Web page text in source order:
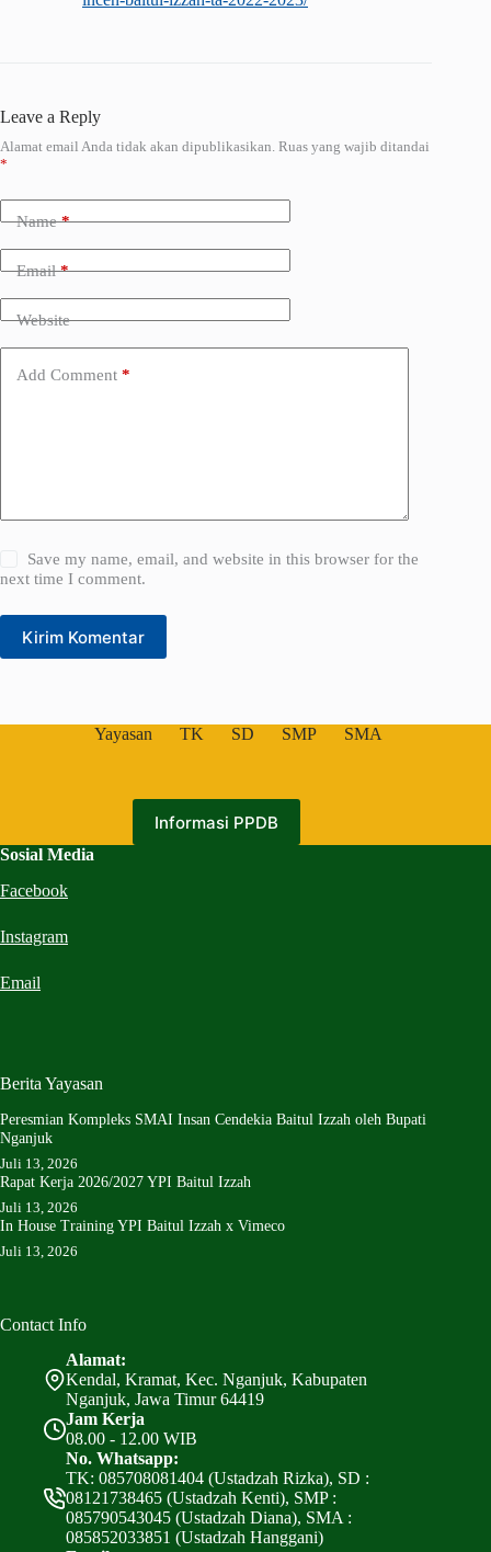
Leave a Reply
Alamat email Anda tidak akan dipublikasikan. Ruas yang wajib ditandai
*
Name*
Email*
Website
Add Comment *
Save my name, email, and website in this browser for the
next time I comment.
Kirim Komentar
A
l
r
n
v
e
Yayasan TK SD SMP SMA
Informasi PPDB
Sosial Media
Facebook
Instagram
Email
Berita Yayasan
Peresmian Kompleks SMAI Insan Cendekia Baitul Izzah oleh Bupati
Nganjuk
Juli 13, 2026
Rapat Kerja 2026/2027 YPI Baitul Izzah
Juli 13, 2026
In House Training YPI Baitul Izzah x Vimeco
Juli 13, 2026
Contact Info
Alamat:
Kendal, Kramat, Kec. Nganjuk, Kabupaten
Nganjuk, Jawa Timur 64419
Jam Kerja
08.00 - 12.00 WIB
No. Whatsapp:
TK: 085708081404 (Ustadzah Rizka), SD :
08121738465 (Ustadzah Kenti), SMP :
085790543045 (Ustadzah Diana), SMA :
085852033851 (Ustadzah Hanggani)